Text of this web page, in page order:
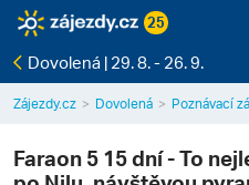
25
Dovolená | 29. 8. - 26. 9.
Zájezdy.cz Dovolená Poznávací
Faraon 5 15 dní - To